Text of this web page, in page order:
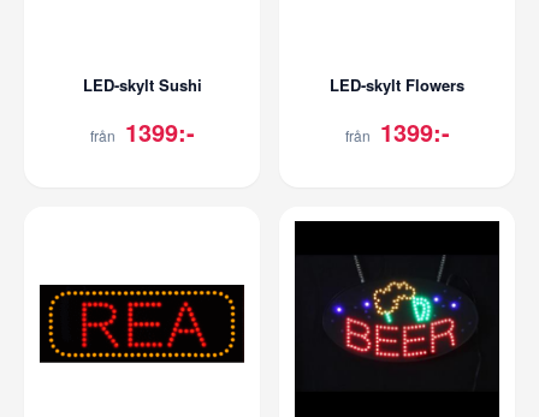
LED-skylt Sushi
från 1399:-
LED-skylt Flowers
från 1399:-